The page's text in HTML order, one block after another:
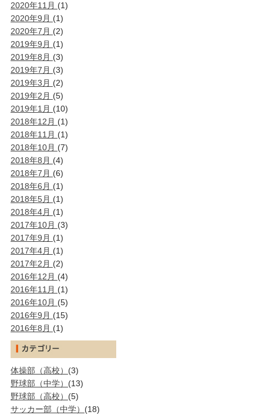
2020年11月 (1)
2020年9月 (1)
2020年7月 (2)
2019年9月 (1)
2019年8月 (3)
2019年7月 (3)
2019年3月 (2)
2019年2月 (5)
2019年1月 (10)
2018年12月 (1)
2018年11月 (1)
2018年10月 (7)
2018年8月 (4)
2018年7月 (6)
2018年6月 (1)
2018年5月 (1)
2018年4月 (1)
2017年10月 (3)
2017年9月 (1)
2017年4月 (1)
2017年2月 (2)
2016年12月 (4)
2016年11月 (1)
2016年10月 (5)
2016年9月 (15)
2016年8月 (1)
体操部（高校） (3)
野球部（中学） (13)
野球部（高校） (5)
サッカー部（中学） (18)